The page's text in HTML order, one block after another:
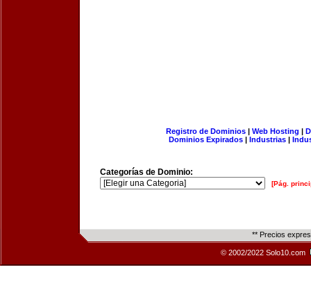
Registro de Dominios| Web Hosting |
Dominios Expirados | Industrias |
Categorías de Dominio:
[Pág.
** Precios
© 2002/2022 Solo10.com